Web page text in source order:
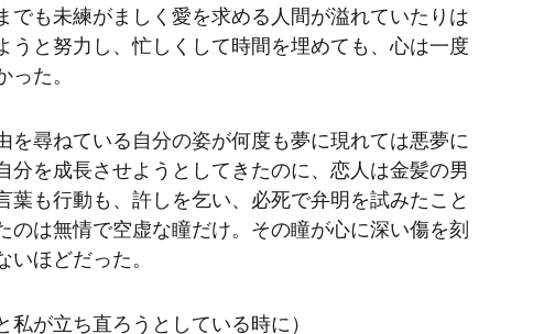
でも未練がましく愛を求める人間が溢れていたりは
うと努力し、忙しくして時間を埋めても、心は一度
た。
尋ねている自分の姿が何度も夢に現れては悪夢に
を成長させようとしてきたのに、恋人は金髪の男
も行動も、許しを乞い、必死で弁明を試みたこと
のは無情で空虚な瞳だけ。その瞳が心に深い傷を刻
ほどだった。
私が立ち直ろうとしている時に）